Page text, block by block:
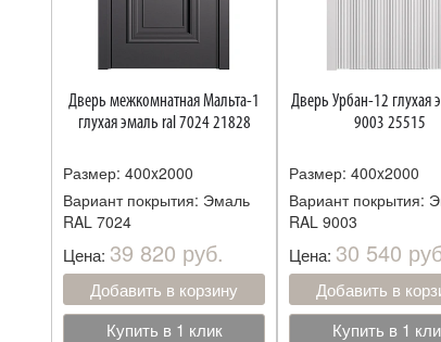
Дверь межкомнатная Мальта-1
глухая эмаль ral 7024 21828
Размер: 400x2000
Вариант покрытия: Эмаль
RAL 7024
Цена: 39 820 руб.
Добавить в корзину
Купить в 1 клик
Дверь Урбан-12 глухая эмаль ral
9003 25515
Размер: 400x2000
Вариант покрытия:
RAL 9003
Цена: 30 540
Добавить в
Купить в 1